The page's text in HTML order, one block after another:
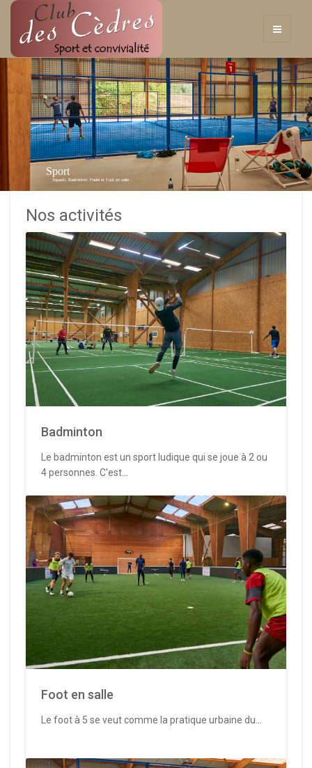
Sport
Squash, Badminton, Padel et Foot en salle
Nos activités
Badminton
Le badminton est un sport ludique qui se joue à 2 ou
4 personnes. C'est...
Foot en salle
Le foot à 5 se veut comme la pratique urbaine du...